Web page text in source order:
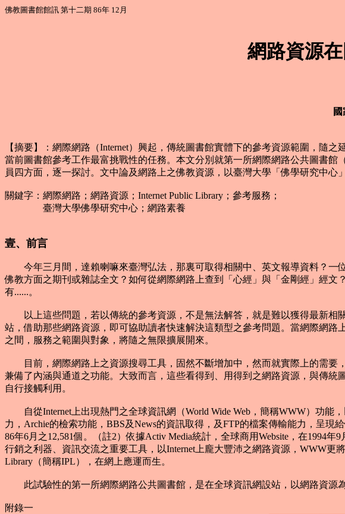
佛教圖書館館訊 第十二期 86年 12月
網路資源
【摘要】：網際網路（Internet）興起，傳統圖書館實體下的參考資源範圍，隨
當前圖書館參考工作最富挑戰性的任務。本文分別就第一所網際網路公共圖書館
員四方面，逐一探討。文中論及網路上之佛教資源，以臺灣大學「佛學研究中心
關鍵字：網際網路；網路資源；Internet Public Library；參考服務；
臺灣大學佛學研究中心；網路素養
壹、前言
今年三月間，達賴喇嘛來臺灣弘法，那裏可取得相關中、英文報導資料？一
佛教方面之期刊或雜誌全文？如何從網際網路上查到「心經」與「金剛經」經
有......。
以上這些問題，若以傳統的參考資源，不是無法解答，就是難以獲得最新相關
站，借助那些網路資源，即可協助讀者快速解決這類型之參考問題。當網際網
之間，服務之範圍與對象，將隨之無限擴展開來。
目前，網際網路上之資源搜尋工具，固然不斷增加中，然而就實際上的需要
兼備了內涵與通道之功能。大致而言，這些看得到、用得到之網路資源，與傳
自行接觸利用。
自從Internet上出現熱門之全球資訊網（World Wide Web，簡稱WWW）功能
力，Archie的檢索功能，BBS及News的資訊取得，及FTP的檔案傳輸能力，呈
86年6月之12,581個。（註2）依據Activ Media統計，全球商用Website，在1994
行銷之利器、資訊交流之重要工具，以Internet上龐大豐沛之網路資源，WWW更
Library（簡稱IPL），在網上應運而生。
此試驗性的第一所網際網路公共圖書館，是在全球資訊網設站，以網路資源
附錄一